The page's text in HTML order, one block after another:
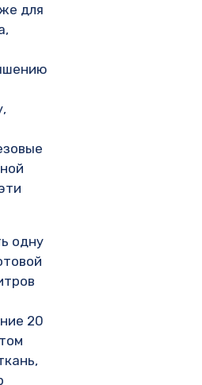
для
одну
20